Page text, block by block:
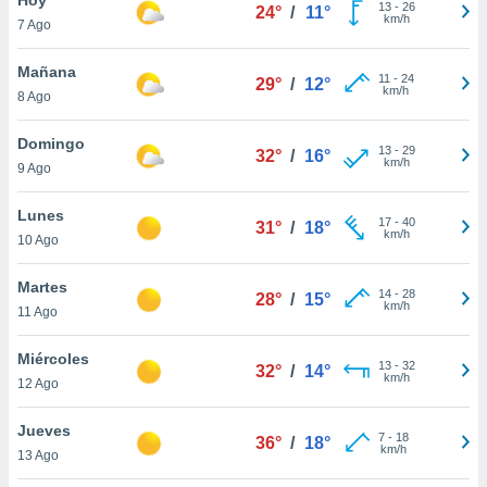
en
más
nuestra
de
cookies
aceptar
7 Ago
24° / 11° 13- 26
km/h
Mañana
8 Ago
29° / 12° 11 - 24
km/h
Domingo
9 Ago
32° / 16° 13- 29
km/h
Lunes
10 Ago
31° / 18° 17- 40
km/h
Martes
11 Ago
28° / 15° 14- 28
km/h
Miércoles
12 Ago
32° / 14° 13- 32
km/h
Jueves
13 Ago
36° / 18° 7- 18
km/h